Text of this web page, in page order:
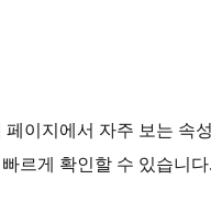
이지에서 자주 보는
르게 확인할 수 있습니다.